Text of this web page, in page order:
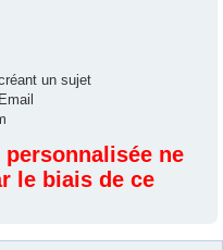
un sujet
ne
le biais de ce